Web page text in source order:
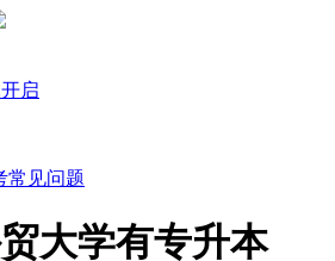
启
常见问题
大学有专升本